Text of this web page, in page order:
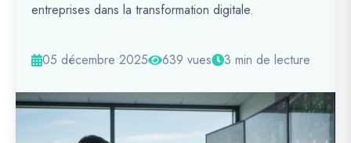
entreprises dans la transformation digitale.
05 décembre 2025 639 vues 3 min de lecture